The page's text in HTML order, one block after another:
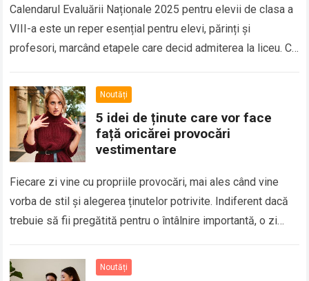
Calendarul Evaluării Naționale 2025 pentru elevii de clasa a
VIII-a este un reper esențial pentru elevi, părinți și
profesori, marcând etapele care decid admiterea la liceu. Cu
Noutăți
5 idei de ținute care vor face
față oricărei provocări
vestimentare
Fiecare zi vine cu propriile provocări, mai ales când vine
vorba de stil și alegerea ținutelor potrivite. Indiferent dacă
trebuie să fii pregătită pentru o întâlnire importantă, o zi
Noutăți